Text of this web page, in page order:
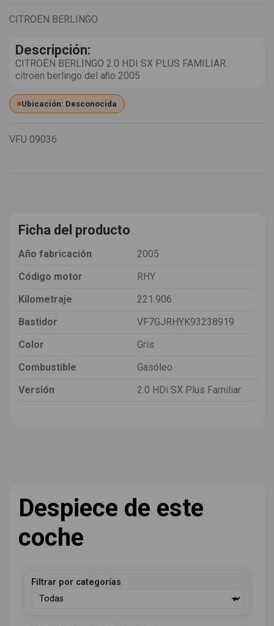
CITROËN BERLINGO
Descripción:
CITROËN BERLINGO 2.0 HDI SX PLUS FAMILIAR.
citroën berlingo del año 2005
Ubicación: Desconocida
VFU 09036
Ficha del producto
Año fabricación
2005
Código motor
RHY
Kilometraje
221.906
Bastidor
VF7GJRHYK93238919
Color
Gris
Combustible
Gasóleo
Versión
2.0 HDi SX Plus Familiar
Despiece de este
coche
Filtrar por categorías